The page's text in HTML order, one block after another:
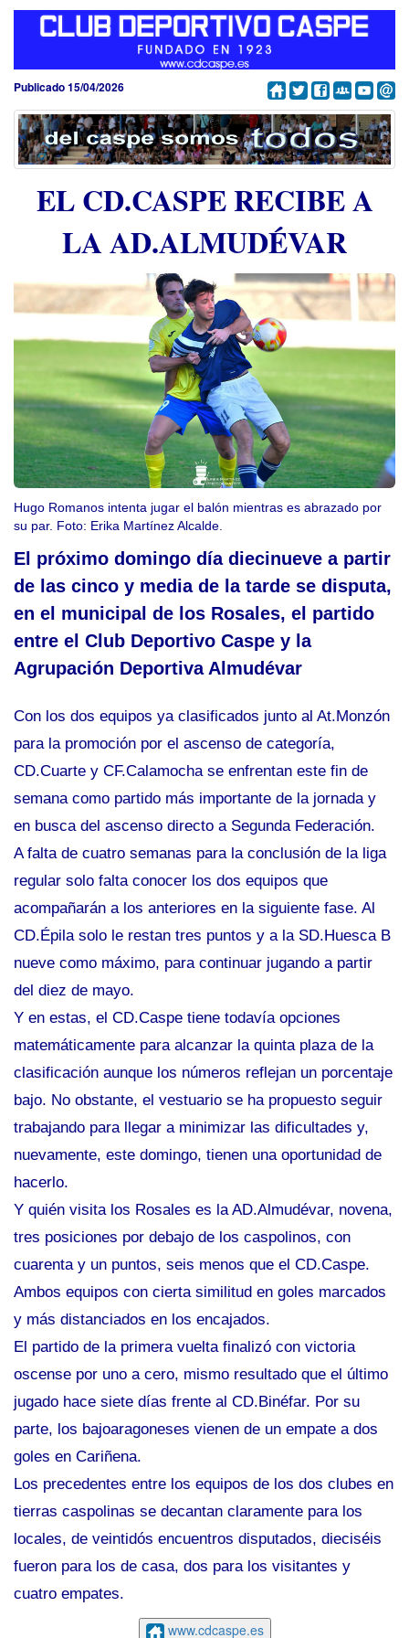
Publicado 15/04/2026
EL CD.CASPE RECIBE A
LA AD.ALMUDÉVAR
Hugo Romanos intenta jugar el balón mientras es abrazado por
su par. Foto: Erika Martínez Alcalde.
El próximo domingo día diecinueve a partir
de las cinco y media de la tarde se disputa,
en el municipal de los Rosales, el partido
entre el Club Deportivo Caspe y la
Agrupación Deportiva Almudévar
Con los dos equipos ya clasificados junto al At.Monzón
para la promoción por el ascenso de categoría,
CD.Cuarte y CF.Calamocha se enfrentan este fin de
semana como partido más importante de la jornada y
en busca del ascenso directo a Segunda Federación.
A falta de cuatro semanas para la conclusión de la liga
regular solo falta conocer los dos equipos que
acompañarán a los anteriores en la siguiente fase. Al
CD.Épila solo le restan tres puntos y a la SD.Huesca B
nueve como máximo, para continuar jugando a partir
del diez de mayo.
Y en estas, el CD.Caspe tiene todavía opciones
matemáticamente para alcanzar la quinta plaza de la
clasificación aunque los números reflejan un porcentaje
bajo. No obstante, el vestuario se ha propuesto seguir
trabajando para llegar a minimizar las dificultades y,
nuevamente, este domingo, tienen una oportunidad de
hacerlo.
Y quién visita los Rosales es la AD.Almudévar, novena,
tres posiciones por debajo de los caspolinos, con
cuarenta y un puntos, seis menos que el CD.Caspe.
Ambos equipos con cierta similitud en goles marcados
y más distanciados en los encajados.
El partido de la primera vuelta finalizó con victoria
oscense por uno a cero, mismo resultado que el último
jugado hace siete días frente al CD.Binéfar. Por su
parte, los bajoaragoneses vienen de un empate a dos
goles en Cariñena.
Los precedentes entre los equipos de los dos clubes en
tierras caspolinas se decantan claramente para los
locales, de veintidós encuentros disputados, dieciséis
fueron para los de casa, dos para los visitantes y
cuatro empates.
www.cdcaspe.es